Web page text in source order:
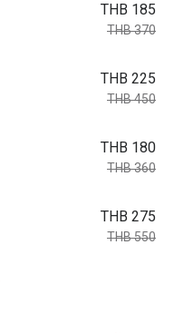
THB 185
THB 370
THB 225
THB 450
THB 180
THB 360
THB 275
THB 550